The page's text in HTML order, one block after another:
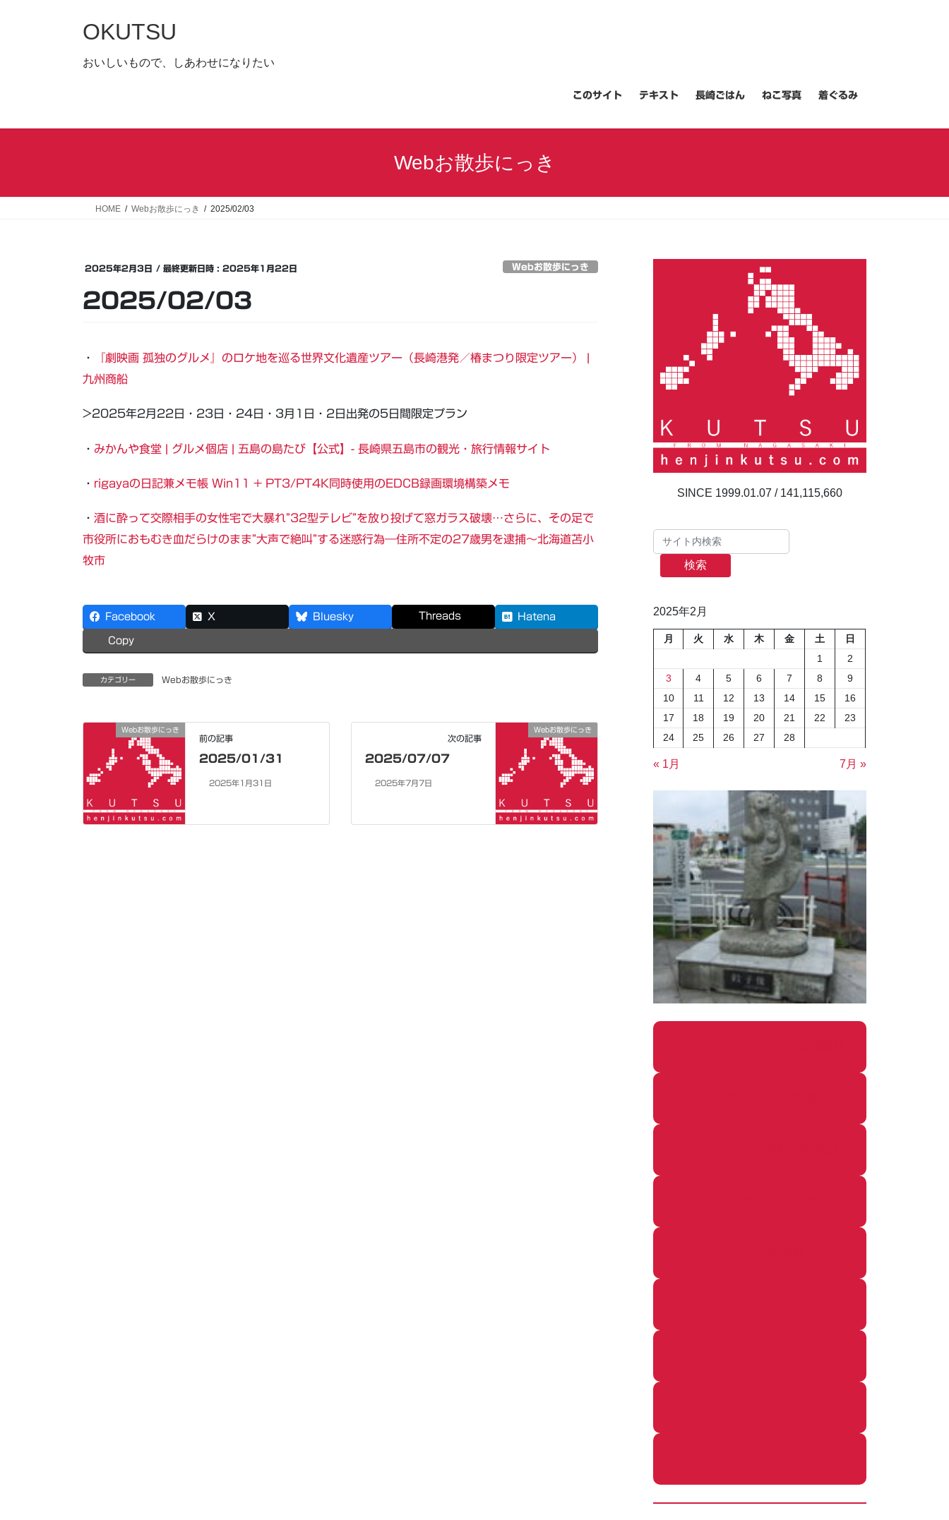
キ
に
OKUTSU
おいしいもので、しあわせになりたい
このサイト テキスト 長崎ごはん ねこ写真 着ぐるみ
Webお散歩にっき
HOME Webお散歩にっき 2025/02/03
2025年2月3日 / 最終更新日時 : 2025年1月22日 Webお散歩にっき
2025/02/03
・
『劇映画 孤独のグルメ』のロケ地を巡る世界文化遺産ツアー（長崎港発／椿まつり限定ツアー） |
九州商船
>2025年2月22日・23日・24日・3月1日・2日出発の5日間限定プラン
・ みかんや食堂 | グルメ個店 | 五島の島たび【公式】- 長崎県五島市の観光・旅行情報サイト
・ rigayaの日記兼メモ帳 Win11 + PT3/PT4K同時使用のEDCB録画環境構築メモ
・ 酒に酔って交際相手の女性宅で大暴れ”32型テレビ”を放り投げて窓ガラス破壊…さらに、その足で
市役所におもむき血だらけのまま”大声で絶叫”する迷惑行為―住所不定の27歳男を逮捕～北海道苫小
牧市
Facebook X Bluesky Threads Hatena
Copy
カテゴリー Webお散歩にっき
Webお散歩にっき
前の記事
2025/01/31
2025年1月31日
Webお散歩にっき
次の記事
2025/07/07
2025年7月7日
141,115,660
検索
2025年2月
月 火 水 木 金 土
日
1
2
3
4 5 6 7 8
9
10
11 12 13 14 15
16
17
18 19 20 21 22
23
24
25 26 27 28
« 1月 7月 »